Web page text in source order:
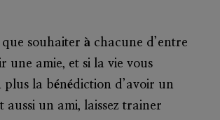
que souhaiter à chacune d’entre
une amie, et si la vie vous
plus la bénédiction d’avoir un
aussi un ami, laissez trainer